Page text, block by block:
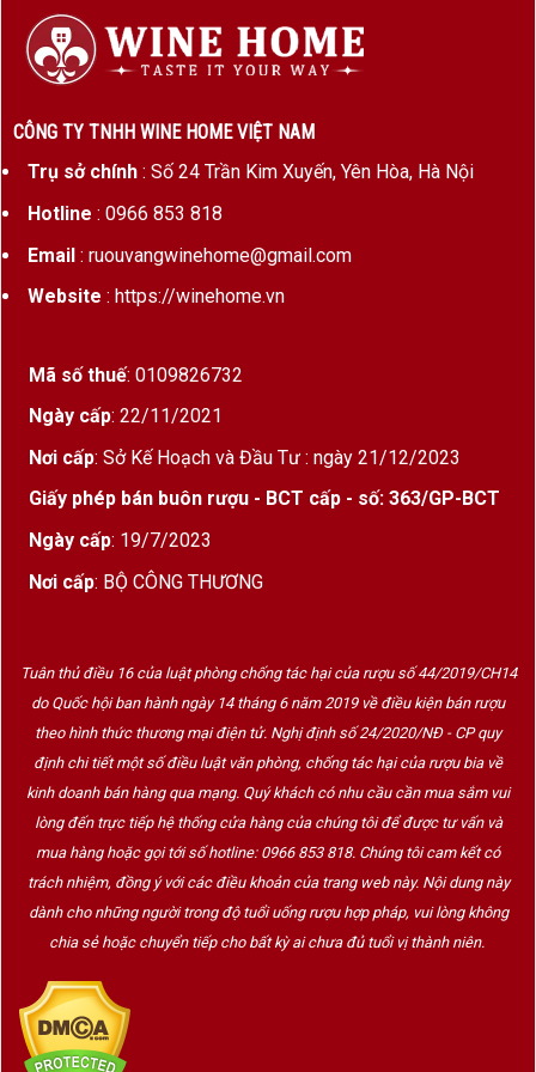
Sử dụng rượu champagne Dom Perignon Brut
Nếu bạn muốn thưởng thứcChampgane
ngon, chiêu đãi và đánh thức các giác quan của
bạn thì không thể rượu được mất nhiệt.Hãy duy trì
bằng cách luôn ướp nó trong đá.
vời của Dom Perignon Brut.
Nhiệt độ sử dụng lí tưởng từ 6 đến 8 độ C.
TOP rượu vang Pháp cao cấp
Hộp quà rượu vang biếu tặng
Sparkling Wine
1.Sparkling là gì?
Rượu vang sủi tăm, rượu vang nổ đến từ khắp nơi
trên thế giới, nhưng được gọi với những cái tên
riêng, phụ thuộc vào nơi chúng được sản xuất.
Prosecco là một loại rượu sủi tăm của Ý, được
sản xuất tại vùng Veneto và làm từ giống nho
CÔNG TY TNHH WINE HOME VIỆT NAM
Trụ sở chính: Số 24 Trần Kim Xuyến, Yên Hòa, Hà Nội
Hotline : 0966 853 818
Email: ruouvangwinehome@gmail.com
Website : https://winehome.vn
Mã số thuế: 0109826732
Ngày cấp: 22/11/2021
Nơi cấp: Sở Kế Hoạch và Đầu Tư : ngày 21/12/2023
Giấy phép bán buôn rượu - BCT cấp - số: 363/GP-BCT
Ngày cấp: 19/7/2023
Nơi cấp: BỘ CÔNG THƯƠNG
Tuân thủ điều 16 của luật phòng chống tác hại của rượu số 44/2019/CH14
do Quốc hội ban hành ngày 14 tháng 6 năm 2019 về điều kiện bán rượu
theo hình thức thương mại điện tử. Nghị định số 24/2020/NĐ - CP quy
định chi tiết một số điều luật văn phòng, chống tác hại của rượu bia về
kinh doanh bán hàng qua mạng. Quý khách có nhu cầu cần mua sắm vui
lòng đến trực tiếp hệ thống cửa hàng của chúng tôi để được tư vấn và
mua hàng hoặc gọi tới số hotline: 0966 853 818. Chúng tôi cam kết có
trách nhiệm, đồng ý với các điều khoản của trang web này. Nội dung này
dành cho những người trong độ tuổi uống rượu hợp pháp, vui lòng không
chia sẻ hoặc chuyển tiếp cho bất kỳ ai chưa đủ tuổi vị thành niên.